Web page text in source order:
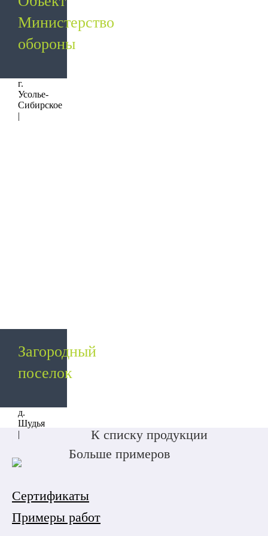
Министерство
обороны
г.
Усолье-
Сибирское
|
Загородный
поселок
д.
Шудья
|
К списку продукции
Больше примеров
Сертификаты
Примеры работ